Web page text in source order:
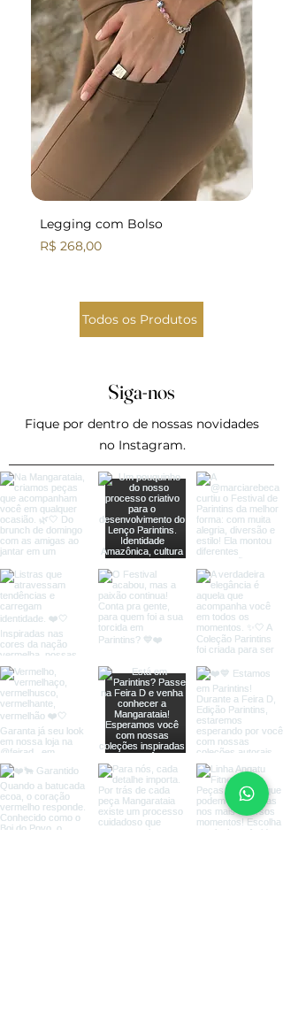
Legging com Bolso
Preço
R$ 268,00
Todos os Produtos
Siga-nos
Fique por dentro de nossas novidades
no Instagram.